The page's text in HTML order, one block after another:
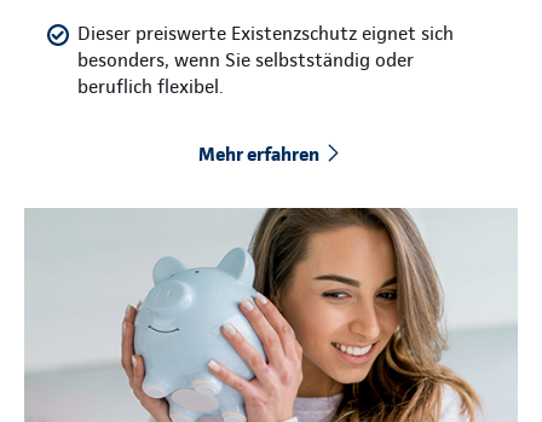
Dieser preiswerte Existenzschutz eignet sich
besonders, wenn Sie selbstständig oder
beruflich flexibel.
Mehr erfahren